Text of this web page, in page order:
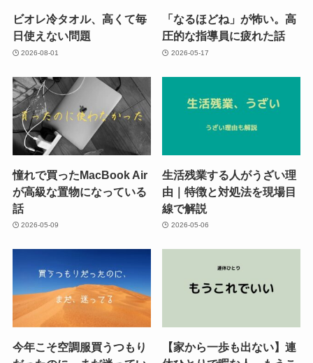
ビオレ冷タオル、高くて毎
日使えない問題
2026-08-01
「なるほどね」が怖い。高
圧的な指導員に疲れた話
2026-05-17
憧れで買ったMacBook Air
が高級な置物になっている
話
2026-05-09
生活残業する人がうざい理
由｜特徴と対処法を現場目
線で解説
2026-05-06
今年こそ空調服買うつもり
【家から一歩も出ない】連